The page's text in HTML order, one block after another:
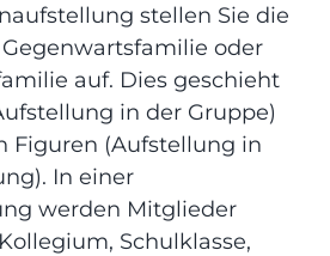
stellen Sie die
oder
auf. Dies geschieht
in der Gruppe)
Figuren (Aufstellung in
In einer
werden Mitglieder
Schulklasse,